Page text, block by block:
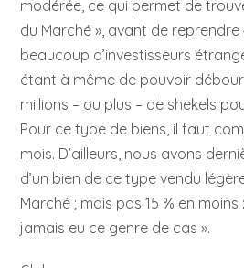
modérée, ce qui permet de
du Marché », avant de reprendre
beaucoup d’investisseurs
étant à même de pouvoir
millions – ou plus – de shekels
Pour ce type de biens, il faut
mois. D’ailleurs, nous avons
d’un bien de ce type vendu
Marché ; mais pas 15 % en moins
jamais eu ce genre de cas ».